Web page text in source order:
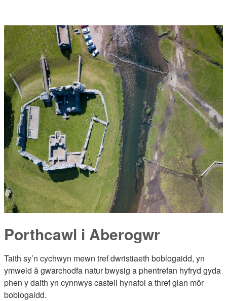
Porthcawl i Aberogwr
Taith sy’n cychwyn mewn tref dwristiaeth boblogaidd, yn
ymweld â gwarchodfa natur bwysig a phentrefan hyfryd gyda
phen y daith yn cynnwys castell hynafol a thref glan môr
boblogaidd.